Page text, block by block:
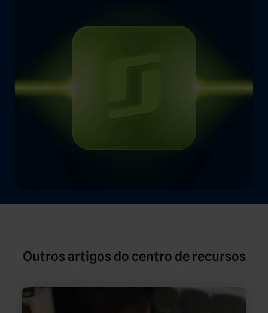
Outros artigos do centro de recursos